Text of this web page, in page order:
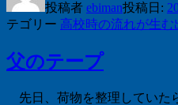
投稿者 ebiman投稿日:
テゴリー 高校時の流れが生む
父のテープ
先日、荷物を整理していた